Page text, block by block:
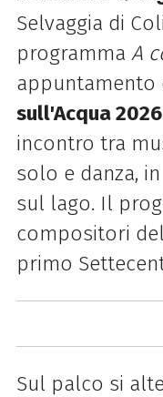
Selvaggia di
programma A
appuntamento
sull'Acqua 2026
incontro tra
solo e danza,
sul lago. Il
compositori
primo
Sul palco si